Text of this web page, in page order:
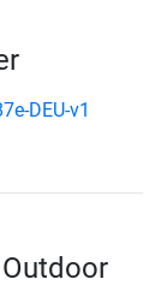
DEU-v1